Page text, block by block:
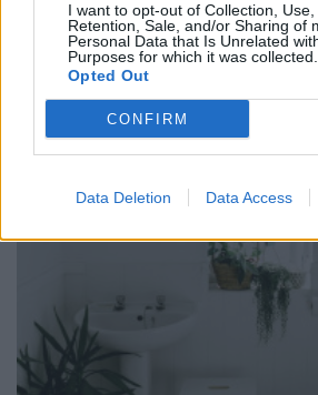
I want to opt-out of Collection, Use,
Retention, Sale, and/or Sharing of
Personal Data that Is Unrelated
Purposes for which it was collected.
Opted Out
CONFIRM
Data Deletion Data Access
24 Μαϊος
ΣΧΕΤΙΚΑ